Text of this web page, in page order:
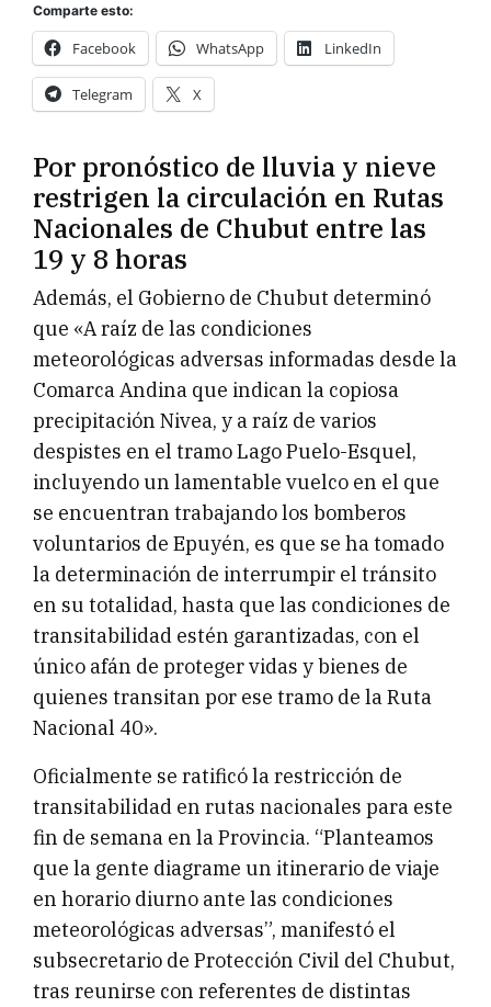
Comparte esto:
Facebook WhatsApp LinkedIn
Telegram X
Por pronóstico de lluvia y nieve
restrigen la circulación en Rutas
Nacionales de Chubut entre las
19 y 8 horas
Además, el Gobierno de Chubut determinó
que «A raíz de las condiciones
meteorológicas adversas informadas desde la
Comarca Andina que indican la copiosa
precipitación Nivea, y a raíz de varios
despistes en el tramo Lago Puelo-Esquel,
incluyendo un lamentable vuelco en el que
se encuentran trabajando los bomberos
voluntarios de Epuyén, es que se ha tomado
la determinación de interrumpir el tránsito
en su totalidad, hasta que las condiciones de
transitabilidad estén garantizadas, con el
único afán de proteger vidas y bienes de
quienes transitan por ese tramo de la Ruta
Nacional 40».
Oficialmente se ratificó la restricción de
transitabilidad en rutas nacionales para este
fin de semana en la Provincia. “Planteamos
que la gente diagrame un itinerario de viaje
en horario diurno ante las condiciones
meteorológicas adversas”, manifestó el
subsecretario de Protección Civil del Chubut,
tras reunirse con referentes de distintas